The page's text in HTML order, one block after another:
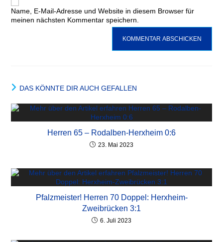
Name, E-Mail-Adresse und Website in diesem Browser für
meinen nächsten Kommentar speichern.
DAS KÖNNTE DIR AUCH GEFALLEN
Herren 65 – Rodalben-Herxheim 0:6
23. Mai 2023
Pfalzmeister! Herren 70 Doppel: Herxheim-
Zweibrücken 3:1
6. Juli 2023